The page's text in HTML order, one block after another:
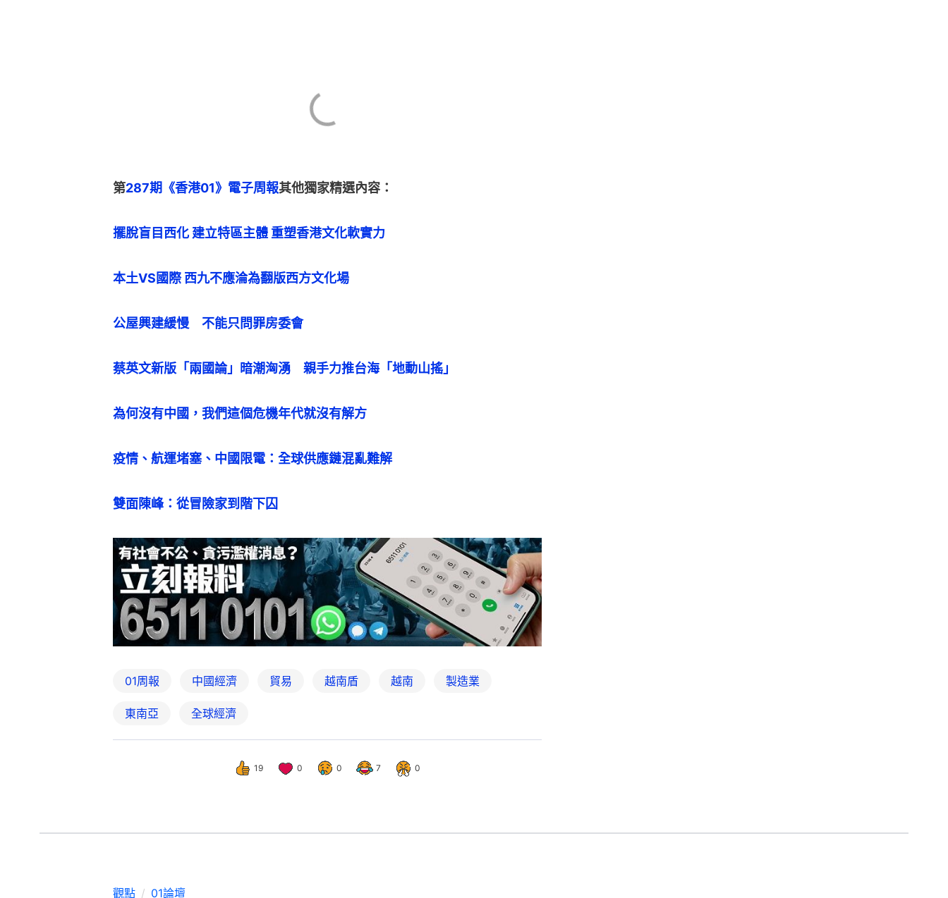
第287期《香港01》電子周報其他獨家精選內容：
擺脫盲目西化 建立特區主體 重塑香港文化軟實力
本土VS國際 西九不應淪為翻版西方文化場
公屋興建緩慢　不能只問罪房委會
蔡英文新版「兩國論」暗潮洶湧　親手力推台海「地動山搖」
為何沒有中國，我們這個危機年代就沒有解方
疫情、航運堵塞、中國限電：全球供應鏈混亂難解
雙面陳峰：從冒險家到階下囚
01周報 中國經濟 貿易 越南盾 越南 製造業
東南亞 全球經濟
19 0 0 7 0
觀點 01論壇